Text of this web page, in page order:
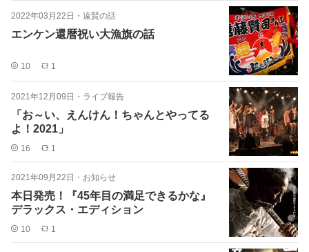
2022年03月22日 ・ 遠賢の話
エンケン還暦祝い大漁旗の話
10 1
2021年12月09日 ・ ライブ報告
「お～い、えんけん！ちゃんとやってる
よ！2021」
16 1
2021年09月22日 ・ お知らせ
本日発売！『45年目の満足できるかな』
デラックス・エディション
10 1